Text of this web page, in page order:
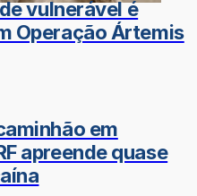
vulnerável é
Operação Ártemis
em
apreende quase